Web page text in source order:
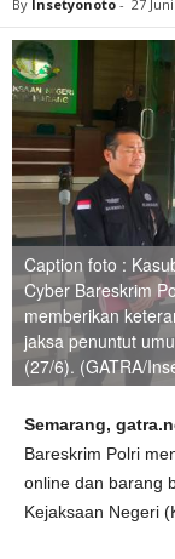
By Insetyonoto - 27
Caption foto :
Cyber Bareskrim
memberikan
jaksa penuntut
(27/6). (GATRA/
Semarang,
Bareskrim Polri
online dan barang
Kejaksaan Negeri